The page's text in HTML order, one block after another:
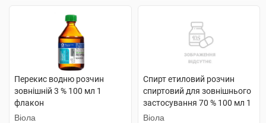
Перекис водню розчин
зовнішній 3 % 100 мл 1
флакон
Віола
Спирт етиловий розчин
спиртовий для зовнішнього
застосування 70 % 100 мл 1
флакон скляний
Віола